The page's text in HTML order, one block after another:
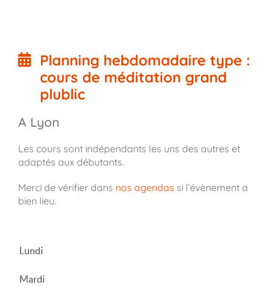
Planning hebdomadaire type :
cours de méditation grand
plublic
A Lyon
Les cours sont indépendants les uns des autres et
adaptés aux débutants.
Merci de vérifier dans nos agendas si l’évènement a
bien lieu.
Lundi
Mardi